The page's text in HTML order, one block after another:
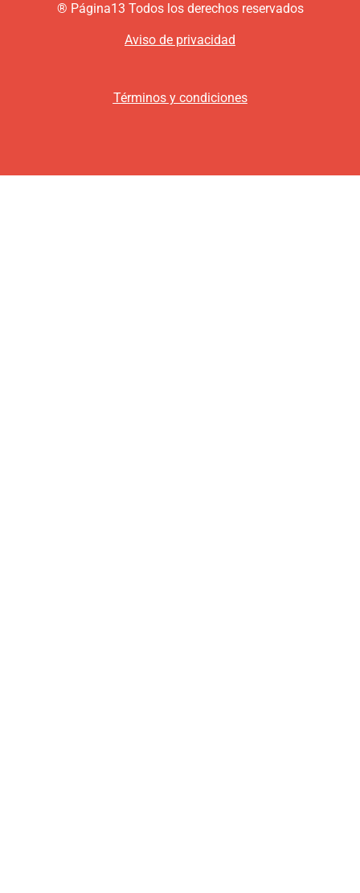
® Página13 Todos los derechos reservados
Aviso de privacidad
Términos y condiciones